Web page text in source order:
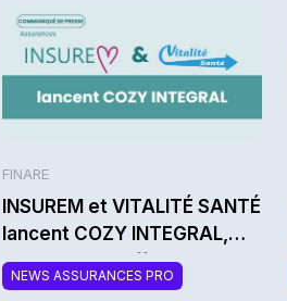
FINARE
INSUREM et VITALITÉ SANTÉ
lancent COZY INTEGRAL,
une nouvelle offre de
complémentaire santé
NEWS ASSURANCES PRO